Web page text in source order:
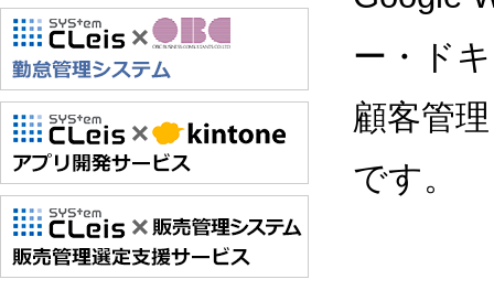
ー・ド
顧客管
です。